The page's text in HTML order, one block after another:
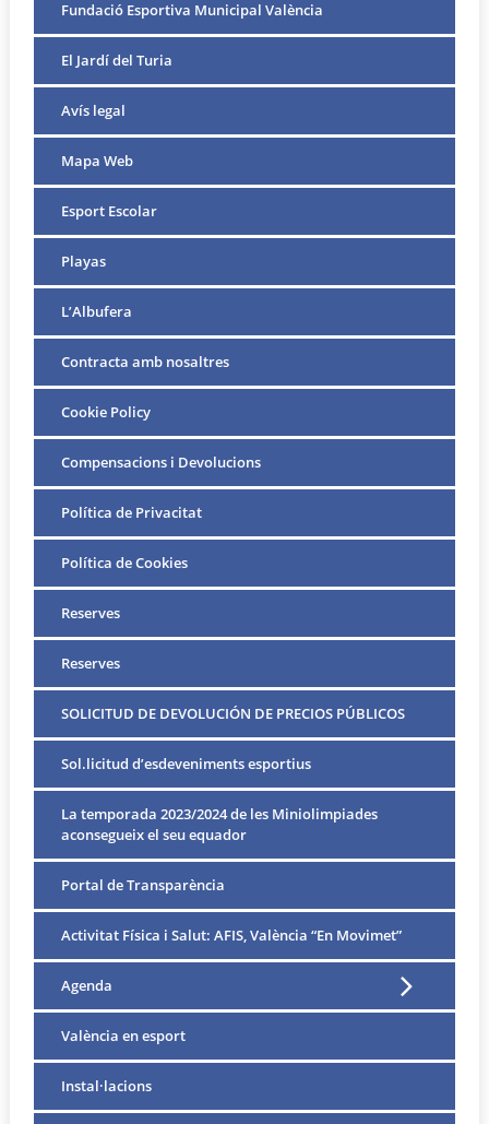
Fundació Esportiva Municipal València
El Jardí del Turia
Avís legal
Mapa Web
Esport Escolar
Playas
L’Albufera
Contracta amb nosaltres
Cookie Policy
Compensacions i Devolucions
Política de Privacitat
Política de Cookies
Reserves
Reserves
SOLICITUD DE DEVOLUCIÓN DE PRECIOS PÚBLICOS
Sol.licitud d’esdeveniments esportius
La temporada 2023/2024 de les Miniolimpiades
aconsegueix el seu equador
Portal de Transparència
Activitat Física i Salut: AFIS, València “En Movimet”
Agenda
València en esport
Instal·lacions